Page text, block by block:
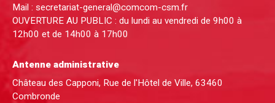
Mail : secretariat-general@comcom-csm.fr
OUVERTURE AU PUBLIC : du lundi au vendredi de 9h00 à
12h00 et de 14h00 à 17h00
Antenne administrative
Château des Capponi, Rue de l'Hôtel de Ville, 63460
Combronde